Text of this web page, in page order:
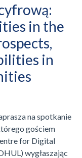
in the
in
na spotkanie
gościem
for Digital
wygłaszając